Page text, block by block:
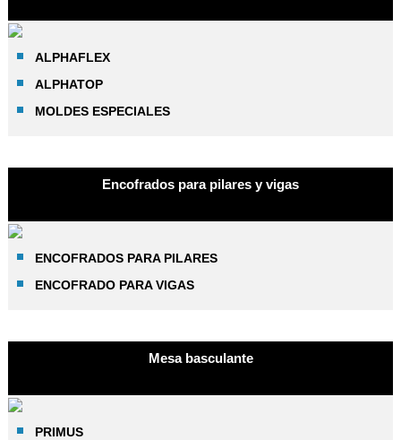
ALPHAFLEX
ALPHATOP
MOLDES ESPECIALES
Encofrados para pilares y vigas
ENCOFRADOS PARA PILARES
ENCOFRADO PARA VIGAS
Mesa basculante
PRIMUS